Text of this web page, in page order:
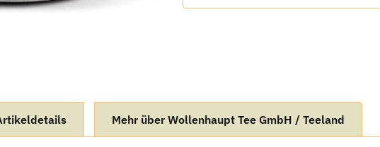
Mehr über Wollenhaupt Tee GmbH / Teeland